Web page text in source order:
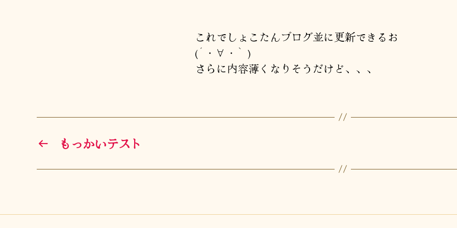
これでしょこたんブログ並に更新できるお
(´・∀・｀)
さらに内容薄くなりそうだけど、、、
← もっかいテスト